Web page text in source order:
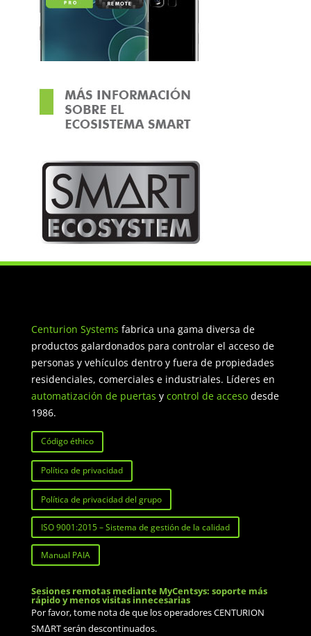
Centurion Systems fabrica una gama diversa de
productos galardonados para controlar el acceso de
personas y vehículos dentro y fuera de propiedades
residenciales, comerciales e industriales. Líderes en
automatización de puertas y control de accesodesde
1986.
Código éthico
Política de privacidad
Política de privacidad del grupo
ISO 9001:2015 – Sistema de gestión de la calidad
Manual PAIA
Sesiones remotas mediante MyCentsys: soporte más
rápido y menos visitas innecesarias
Por favor, tome nota de que los operadores CENTURION
SMΔRT serán descontinuados.